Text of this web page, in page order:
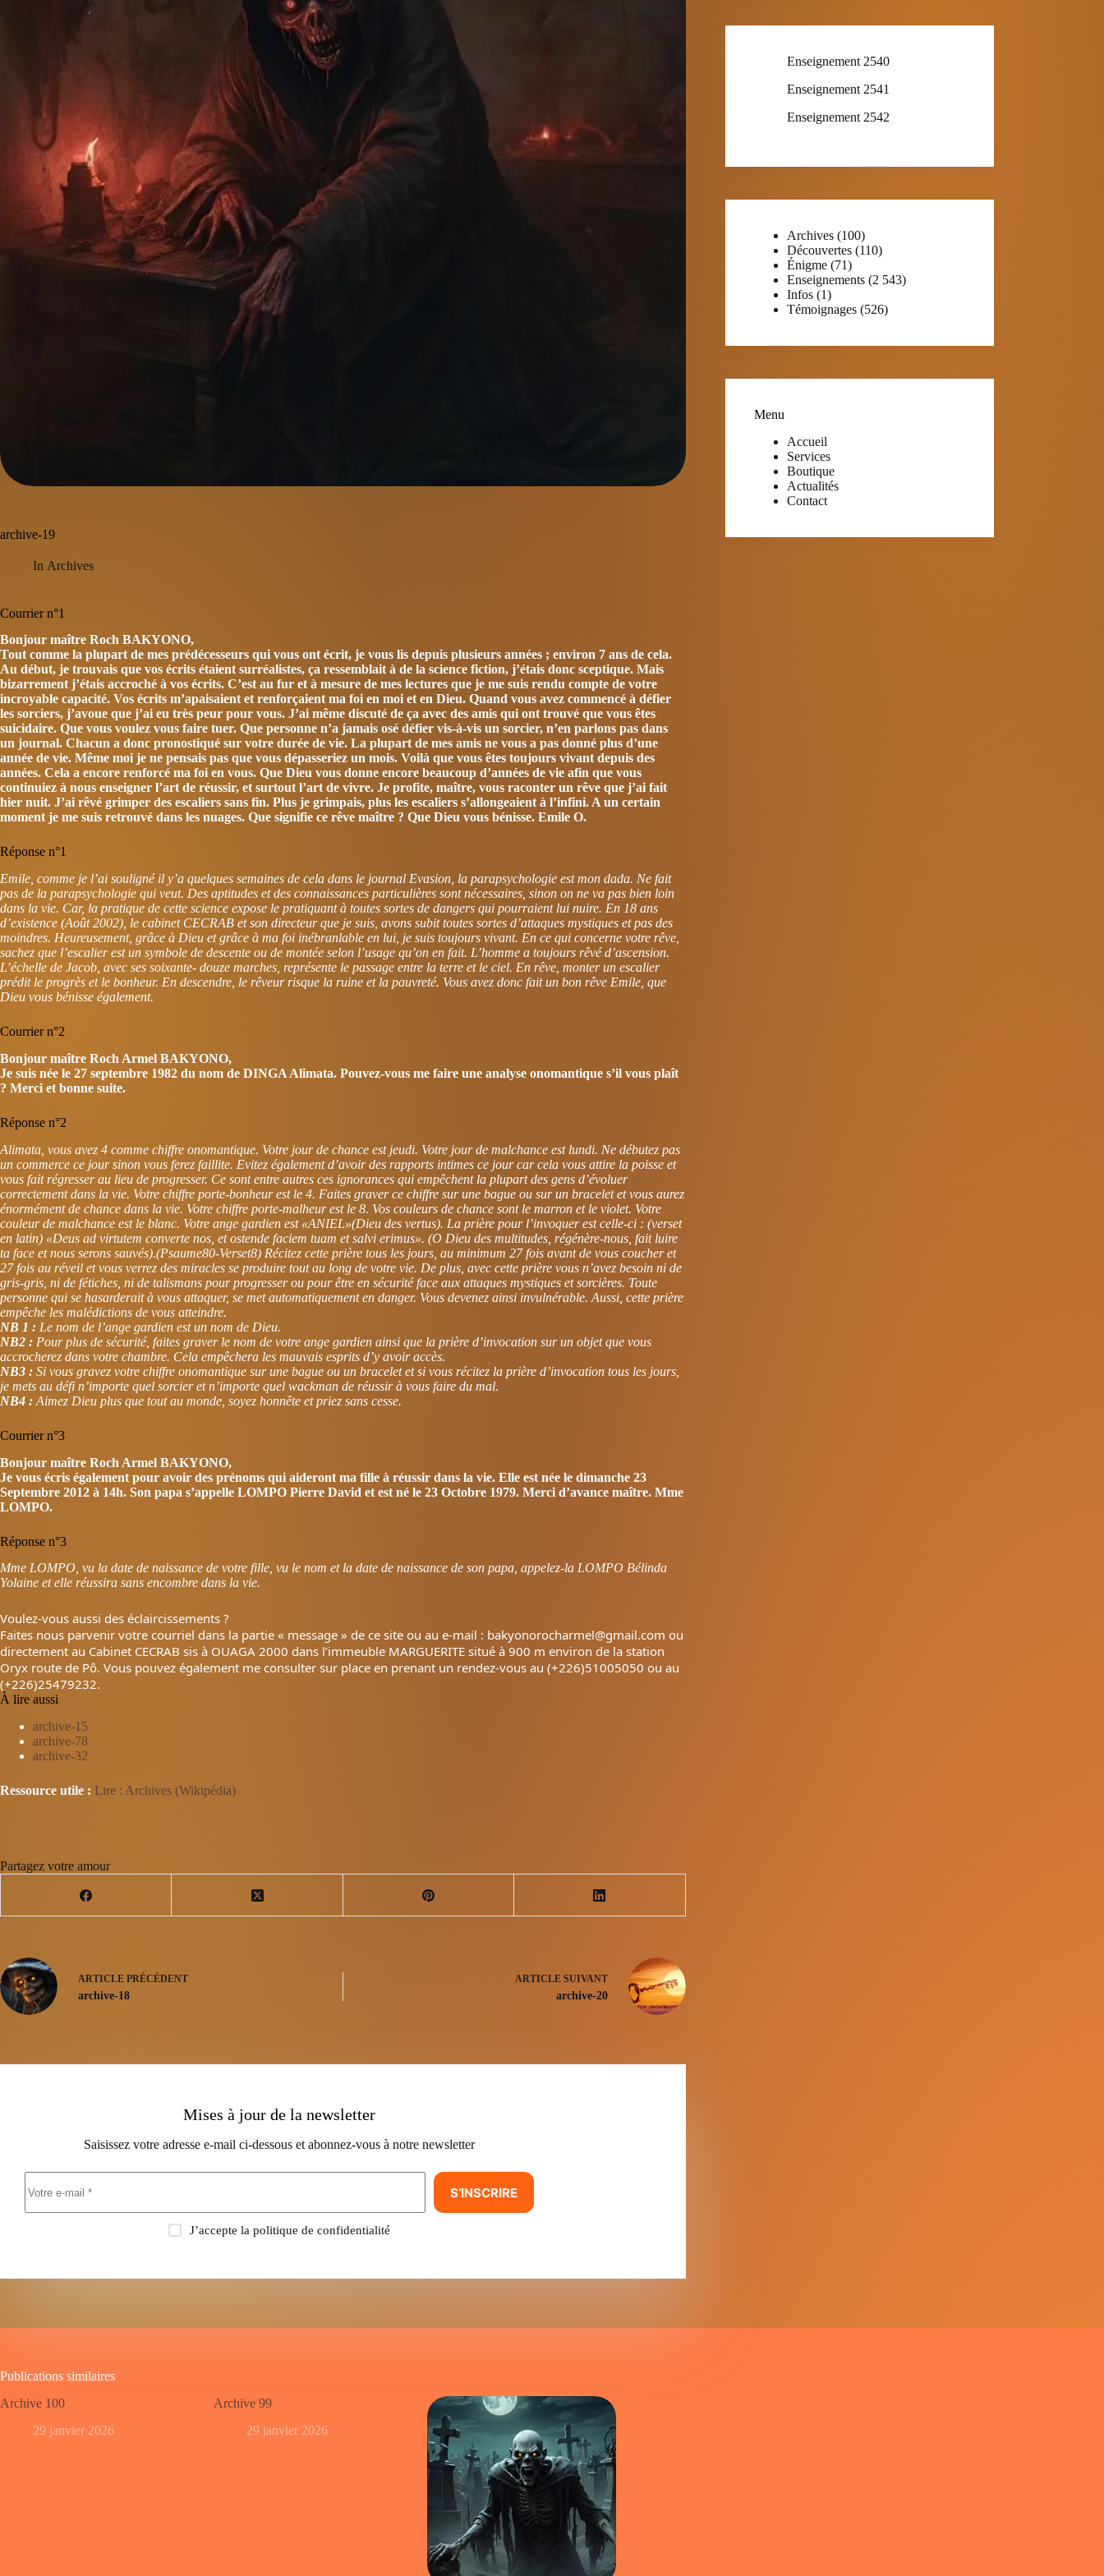
archive-19
In Archives
Courrier n°1
Bonjour maître Roch BAKYONO,
Tout comme la plupart de mes prédécesseurs qui vous ont écrit, je vous lis depuis plusieurs années ; environ 7 ans de cela.
Au début, je trouvais que vos écrits étaient surréalistes, ça ressemblait à de la science fiction, j’étais donc sceptique. Mais
bizarrement j’étais accroché à vos écrits. C’est au fur et à mesure de mes lectures que je me suis rendu compte de votre
incroyable capacité. Vos écrits m’apaisaient et renforçaient ma foi en moi et en Dieu. Quand vous avez commencé à défier
les sorciers, j’avoue que j’ai eu très peur pour vous. J’ai même discuté de ça avec des amis qui ont trouvé que vous êtes
suicidaire. Que vous voulez vous faire tuer. Que personne n’a jamais osé défier vis-à-vis un sorcier, n’en parlons pas dans
un journal. Chacun a donc pronostiqué sur votre durée de vie. La plupart de mes amis ne vous a pas donné plus d’une
année de vie. Même moi je ne pensais pas que vous dépasseriez un mois. Voilà que vous êtes toujours vivant depuis des
années. Cela a encore renforcé ma foi en vous. Que Dieu vous donne encore beaucoup d’années de vie afin que vous
continuiez à nous enseigner l’art de réussir, et surtout l’art de vivre. Je profite, maître, vous raconter un rêve que j’ai fait
hier nuit. J’ai rêvé grimper des escaliers sans fin. Plus je grimpais, plus les escaliers s’allongeaient à l’infini. A un certain
moment je me suis retrouvé dans les nuages. Que signifie ce rêve maître ? Que Dieu vous bénisse. Emile O.
Réponse n°1
Emile, comme je l’ai souligné il y’a quelques semaines de cela dans le journal Evasion, la parapsychologie est mon dada. Ne fait
pas de la parapsychologie qui veut. Des aptitudes et des connaissances particulières sont nécessaires, sinon on ne va pas bien loin
dans la vie. Car, la pratique de cette science expose le pratiquant à toutes sortes de dangers qui pourraient lui nuire. En 18 ans
d’existence (Août 2002), le cabinet CECRAB et son directeur que je suis, avons subit toutes sortes d’attaques mystiques et pas des
moindres. Heureusement, grâce à Dieu et grâce à ma foi inébranlable en lui, je suis toujours vivant. En ce qui concerne votre rêve,
sachez que l’escalier est un symbole de descente ou de montée selon l’usage qu’on en fait. L’homme a toujours rêvé d’ascension.
L’échelle de Jacob, avec ses soixante- douze marches, représente le passage entre la terre et le ciel. En rêve, monter un escalier
prédit le progrès et le bonheur. En descendre, le rêveur risque la ruine et la pauvreté. Vous avez donc fait un bon rêve Emile, que
Dieu vous bénisse également.
Courrier n°2
Bonjour maître Roch Armel BAKYONO,
Je suis née le 27 septembre 1982 du nom de DINGA Alimata. Pouvez-vous me faire une analyse onomantique s’il vous plaît
? Merci et bonne suite.
Réponse n°2
Alimata, vous avez 4 comme chiffre onomantique. Votre jour de chance est jeudi. Votre jour de malchance est lundi. Ne débutez pas
un commerce ce jour sinon vous ferez faillite. Evitez également d’avoir des rapports intimes ce jour car cela vous attire la poisse et
vous fait régresser au lieu de progresser. Ce sont entre autres ces ignorances qui empêchent la plupart des gens d’évoluer
correctement dans la vie. Votre chiffre porte-bonheur est le 4. Faites graver ce chiffre sur une bague ou sur un bracelet et vous aurez
énormément de chance dans la vie. Votre chiffre porte-malheur est le 8. Vos couleurs de chance sont le marron et le violet. Votre
couleur de malchance est le blanc. Votre ange gardien est «ANIEL»(Dieu des vertus). La prière pour l’invoquer est celle-ci : (verset
en latin) «Deus ad virtutem converte nos, et ostende faciem tuam et salvi erimus». (O Dieu des multitudes, régénère-nous, fait luire
ta face et nous serons sauvés).(Psaume80-Verset8) Récitez cette prière tous les jours, au minimum 27 fois avant de vous coucher et
27 fois au réveil et vous verrez des miracles se produire tout au long de votre vie. De plus, avec cette prière vous n’avez besoin ni de
gris-gris, ni de fétiches, ni de talismans pour progresser ou pour être en sécurité face aux attaques mystiques et sorcières. Toute
personne qui se hasarderait à vous attaquer, se met automatiquement en danger. Vous devenez ainsi invulnérable. Aussi, cette prière
empêche les malédictions de vous atteindre.
NB 1 : Le nom de l’ange gardien est un nom de Dieu.
NB2 : Pour plus de sécurité, faites graver le nom de votre ange gardien ainsi que la prière d’invocation sur un objet que vous
accrocherez dans votre chambre. Cela empêchera les mauvais esprits d’y avoir accès.
NB3 : Si vous gravez votre chiffre onomantique sur une bague ou un bracelet et si vous récitez la prière d’invocation tous les jours,
je mets au défi n’importe quel sorcier et n’importe quel wackman de réussir à vous faire du mal.
NB4 : Aimez Dieu plus que tout au monde, soyez honnête et priez sans cesse.
Courrier n°3
Bonjour maître Roch Armel BAKYONO,
Je vous écris également pour avoir des prénoms qui aideront ma fille à réussir dans la vie. Elle est née le dimanche 23
Septembre 2012 à 14h. Son papa s’appelle LOMPO Pierre David et est né le 23 Octobre 1979. Merci d’avance maître. Mme
LOMPO.
Réponse n°3
Mme LOMPO, vu la date de naissance de votre fille, vu le nom et la date de naissance de son papa, appelez-la LOMPO Bélinda
Yolaine et elle réussira sans encombre dans la vie.
Voulez-vous aussi des éclaircissements ?
Faites nous parvenir votre courriel dans la partie « message » de ce site ou au e-mail : bakyonorocharmel@gmail.com ou
directement au Cabinet CECRAB sis à OUAGA 2000 dans l’immeuble MARGUERITE situé à 900 m environ de la station
Oryx route de Pô. Vous pouvez également me consulter sur place en prenant un rendez-vous au (+226)51005050 ou au
(+226)25479232.
À lire aussi
archive-15
archive-78
archive-32
Ressource utile : Lire : Archives (Wikipédia)
Partagez votre amour
ARTICLE PRÉCÉDENT
archive-18
ARTICLESUIVANT
archive-20
Mises à jour de la newsletter
Saisissez votre adresse e-mail ci-dessous et abonnez-vous à notre newsletter
S’INSCRIRE
J’accepte la politique de confidentialité
Enseignement 2540
Enseignement 2541
Enseignement 2542
Archives (100)
Découvertes (110)
Énigme (71)
Enseignements (2 543)
Infos (1)
Témoignages (526)
Menu
Accueil
Services
Boutique
Actualités
Contact
Publications similaires
Archive 100
29 janvier 2026
Archive 99
29 janvier 2026